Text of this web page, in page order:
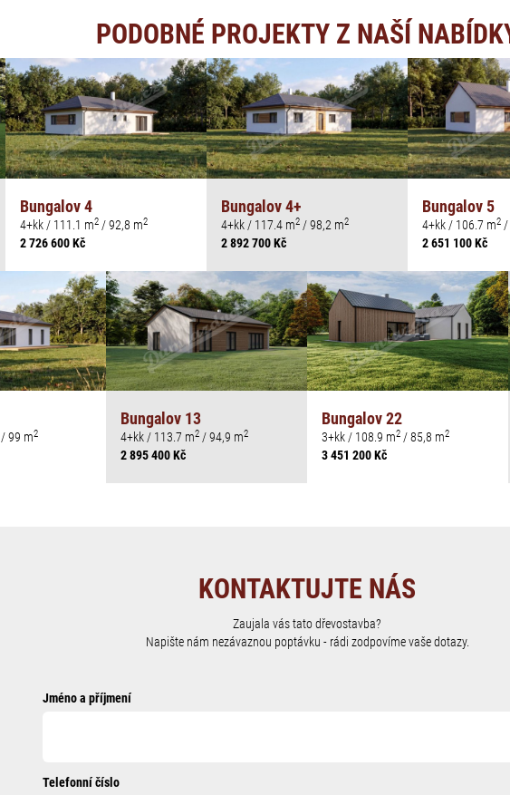
PODOBNÉ PROJEKTY Z NAŠÍ
Bungalov 4
4+kk / 111.1 m2 / 92,8 m2
2 726 600 Kč
Bungalov 4+
4+kk / 117.4 m2 / 98,2 m2
2 892 700 Kč
Bungalov 5
4+kk / 106.7 m2 /
2 651 100 Kč
/ 99 m2
Bungalov 13
4+kk / 113.7 m2 / 94,9 m2
2 895 400 Kč
Bungalov 22
3+kk / 108.9 m2 / 85,8 m2
3 451 200 Kč
KONTAKTUJTE NÁS
Zaujala vás tato dřevostavba?
Napište nám nezávaznou poptávku - rádi zodpovíme vaše dotazy.
Jméno a příjmení
Telefonní číslo